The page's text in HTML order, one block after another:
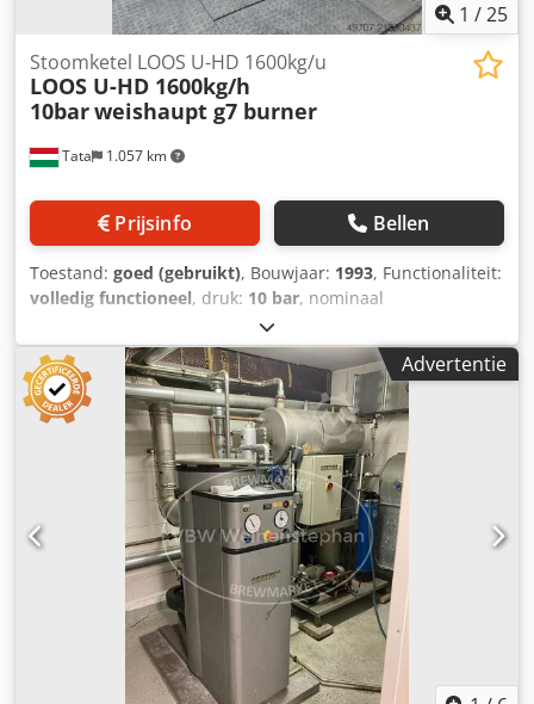
1 /25
Tata 1.057 km
Stoomketel LOOS U-HD 1600kg/u
LOOS U-HD 1600kg/h
10barweishaupt g7 burner
Prijsinfo Bellen
Toestand: goed (gebruikt), Bouwjaar: 1993, Functionaliteit:
volledig functioneel, druk: 10 bar, nominaal
1.140 kW (1.549,97 pk)
tankinhoud:1.740 l, putlocatie:voorzijde, leeggewicht:
4.200 kg
, Industriële stoomketel LOOS U-HD-1600 in
uitstekende staat te koop. Inclusief volledige documentatie
en Weishaupt G7/1-D gasbrander. Fabrikant: LOOS
Gunzenhausen Type: U-HD 1600 Bouwjaar: 1993
Hoofdinspectie: 2017 Maximale ketelcapaciteit: 1600 kg/u
Werkdruk: 10 bar Vuurvermogen: 1186 kW Gasbrander:
Weishaupt G7/1-D 300-1750 kW Waterinhoud: 1740 liter
Verwarmingsoppervlak: 31 m² Testdruk: 18 bar Verhoogde
testdruk: 18 bar Bouwjaar: 1993 Volledige documentatie
beschikbaar! Lengte: 4 meter (inclusief gasbrander)
Breedte: 2,2 meter Hoogte: 2,3 meter Dodeym Tugepfx
Afuskr Gewicht: ca. 4200 kg
Advertentie